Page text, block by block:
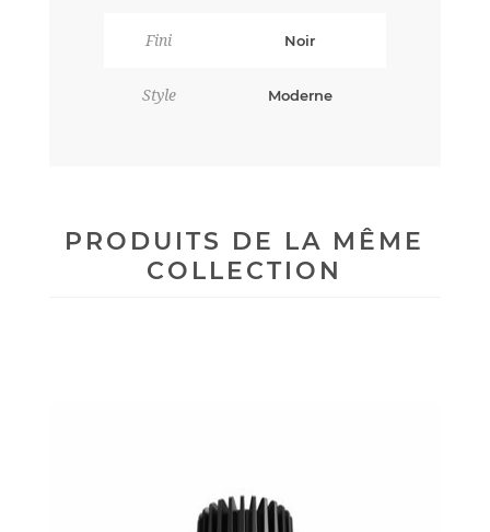
Fini Noir
Style Moderne
PRODUITS DE LA MÊME
COLLECTION